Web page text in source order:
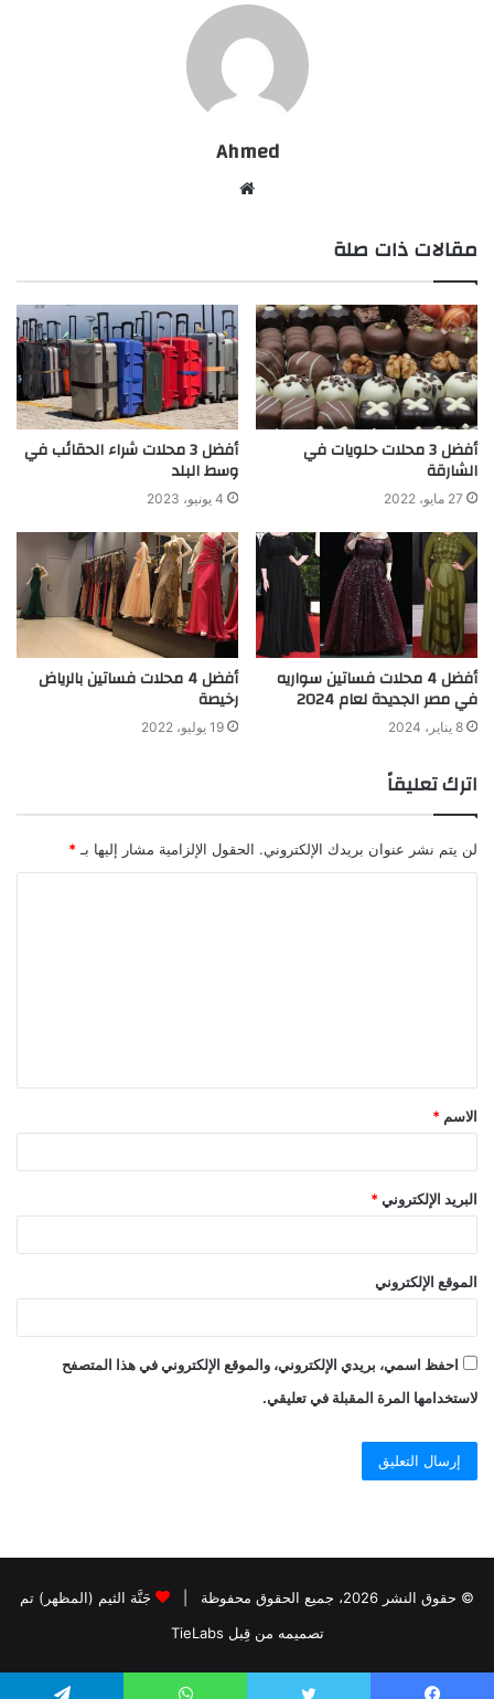
Ahmed
مقالات ذات صلة
أفضل 3 محلات حلويات في
الشارقة
27 مايو، 2022
أفضل 3 محلات شراء الحقائب في
وسط البلد
4 يونيو، 2023
أفضل 4 محلات فساتين سواريه
في مصر الجديدة لعام 2024
8 يناير، 2024
أفضل 4 محلات فساتين بالرياض
رخيصة
19 يوليو، 2022
اترك تعليقاً
لن يتم نشر عنوان بريدك الإلكتروني. الحقول الإلزامية مشار إليها بـ *
الاسم *
البريد الإلكتروني *
الموقع الإلكتروني
احفظ اسمي، بريدي الإلكتروني، والموقع الإلكتروني في هذا المتصفح
لاستخدامها المرة المقبلة في تعليقي.
© حقوق النشر 2026، جميع الحقوق محفوظة |
جَنَّة الثيم (المظهر) تم
تصميمه من قِبل TieLabs